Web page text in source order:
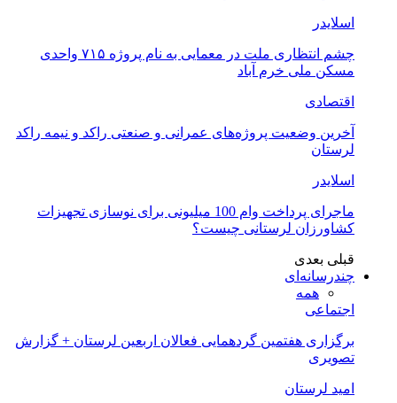
اسلایدر
چشم انتظاری ملت در معمایی به نام پروژه ۷۱۵ واحدی
مسکن ملی خرم آباد
اقتصادی
آخرین وضعیت پروژه‌های عمرانی و صنعتی راکد و نیمه راکد
لرستان
اسلایدر
ماجرای پرداخت وام 100 میلیونی برای نوسازی تجهیزات
کشاورزان لرستانی چیست؟
قبلی بعدی
چندرسانه‌ای
همه
اجتماعی
برگزاری هفتمین گردهمایی فعالان اربعین لرستان + گزارش
تصویری
امید لرستان